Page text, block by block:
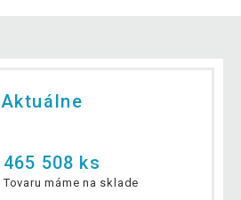
Aktuálne
465 508 ks
Tovaru máme na sklade